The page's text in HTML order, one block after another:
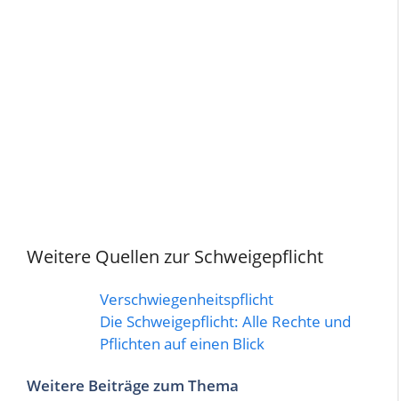
Weitere Quellen zur Schweigepflicht
Verschwiegenheitspflicht
Die Schweigepflicht: Alle Rechte und
Pflichten auf einen Blick
Weitere Beiträge zum Thema